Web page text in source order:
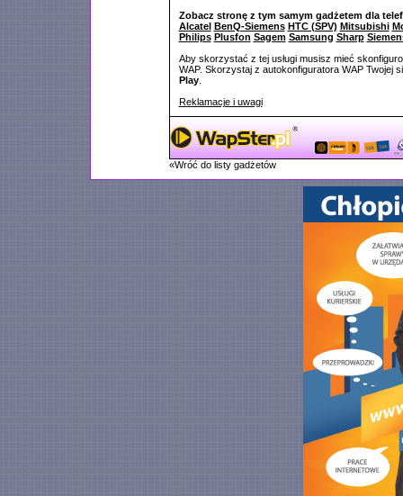
Zobacz stronę z tym samym gadżetem dla
Alcatel BenQ-Siemens HTC (SPV) Mitsubishi
Philips Plusfon Sagem Samsung Sharp
Aby skorzystać z tej usługi musisz mieć
WAP. Skorzystaj z autokonfiguratora WAP Twojej
Play.
Reklamacje i uwagi
«Wróć do listy gadżetów